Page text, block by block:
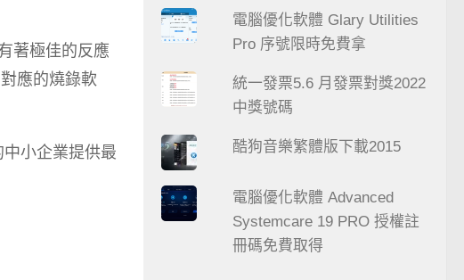
著極佳的反應
應的燒錄軟
小企業提供最
電腦優化軟體 Glary Utilities
Pro 序號限時免費拿
統一發票5.6 月發票對獎2022
中獎號碼
酷狗音樂繁體版下載2015
電腦優化軟體 Advanced
Systemcare 19 PRO 授權註
冊碼免費取得